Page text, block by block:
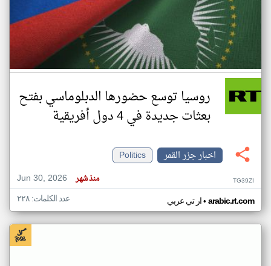
روسيا توسع حضورها الدبلوماسي بفتح
بعثات جديدة في 4 دول أفريقية
اخبار جزر القمر
Politics
Jun 30, 2026
منذ شهر TG39ZI
ار تي عربي• arabic.rt.com عدد الكلمات: ٢٢٨